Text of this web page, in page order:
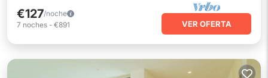
€127/noche
7 noches - €891 VER OFERTA